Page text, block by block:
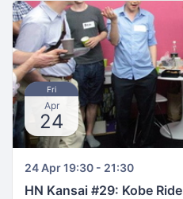
Fri
Apr
24
24 Apr 19:30 - 21:30
HN Kansai #29: Kobe Ride